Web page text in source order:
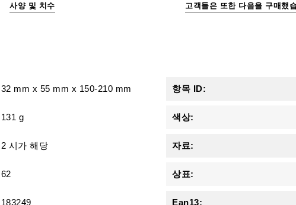
사양 및 치수 고객들은 또한 다음을 구매했
32 mm x 55 mm x 150-210 mm
131 g
2 시가 해당
62
183249
항목 ID:
색상:
자료:
상표:
Ean13: